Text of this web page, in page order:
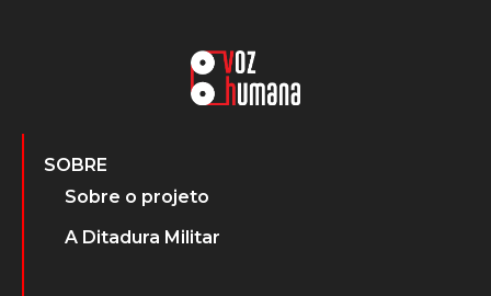
SOBRE
Sobre o projeto
A Ditadura Militar